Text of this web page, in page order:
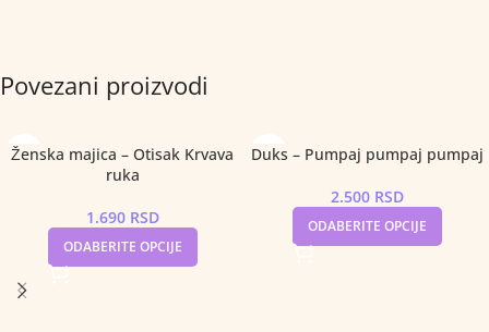
Povezani proizvodi
Ženska majica – Otisak Krvava
ruka
1.690 RSD
ODABERITE OPCIJE
Duks – Pumpaj pumpaj pumpaj
2.500 RSD
ODABERITE OPCIJE